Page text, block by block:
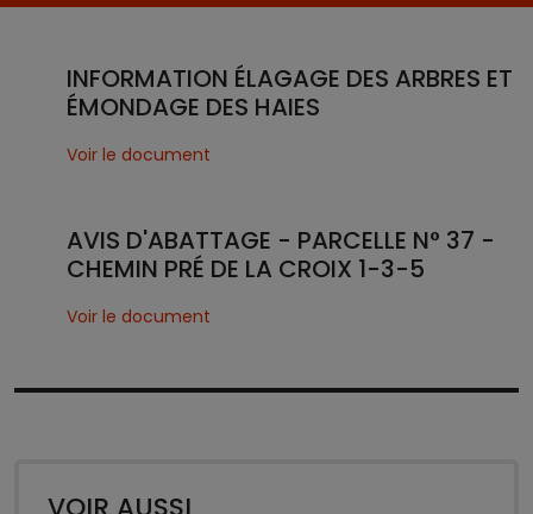
INFORMATION ÉLAGAGE DES ARBRES ET
ÉMONDAGE DES HAIES
Voir le document
AVIS D'ABATTAGE - PARCELLE N° 37 -
CHEMIN PRÉ DE LA CROIX 1-3-5
Voir le document